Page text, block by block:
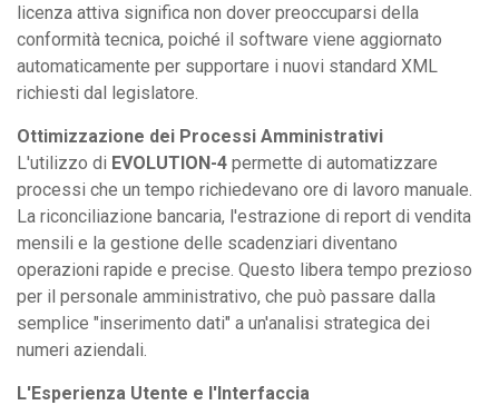
licenza attiva significa non dover preoccuparsi della
conformità tecnica, poiché il software viene aggiornato
automaticamente per supportare i nuovi standard XML
richiesti dal legislatore.
Ottimizzazione dei Processi Amministrativi
L'utilizzo di EVOLUTION-4 permette di automatizzare
processi che un tempo richiedevano ore di lavoro manuale.
La riconciliazione bancaria, l'estrazione di report di vendita
mensili e la gestione delle scadenziari diventano
operazioni rapide e precise. Questo libera tempo prezioso
per il personale amministrativo, che può passare dalla
semplice "inserimento dati" a un'analisi strategica dei
numeri aziendali.
L'Esperienza Utente e l'Interfaccia